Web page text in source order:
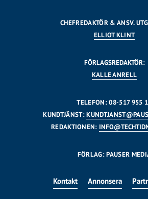
CHEFREDAKTÖR & ANSV.
ELLIOT KLINT
FÖRLAGSREDAKTÖR:
KALLE ANRELL
TELEFON: 08-517 955
KUNDTJÄNST:
REDAKTIONEN:
FÖRLAG: PAUSER
Kontakt Annonsera